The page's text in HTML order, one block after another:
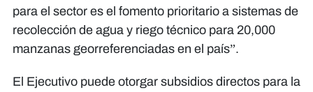
para el sector es el fomento prioritario a sistemas de
recolección de agua y riego técnico para 20,000
manzanas georreferenciadas en el país”.
El Ejecutivo puede otorgar subsidios directos para la